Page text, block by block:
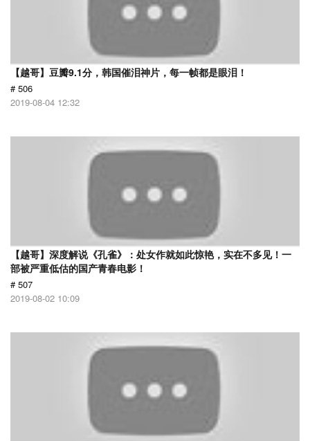
【越哥】豆瓣9.1分，韩国催泪神片，每一帧都是眼泪！
# 506
2019-08-04 12:32
【越哥】深度解说《孔雀》：处女作就如此惊艳，实在不多见！一
部被严重低估的国产青春电影！
# 507
2019-08-02 10:09